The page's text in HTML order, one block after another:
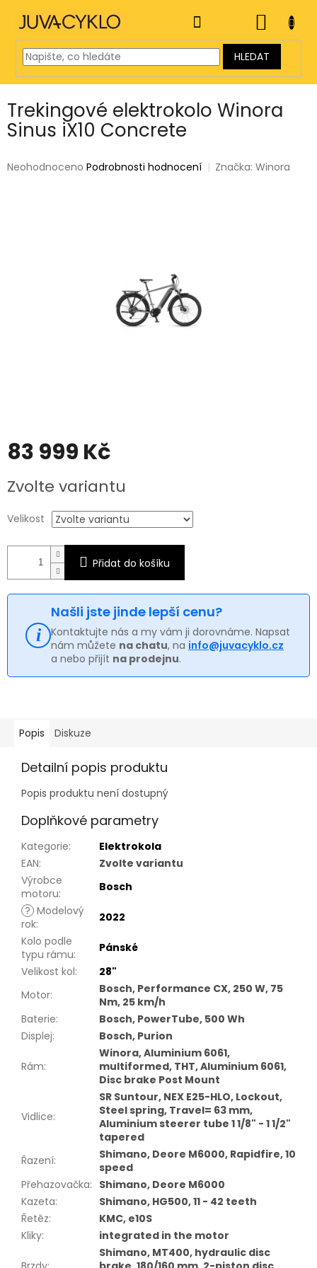
obsah
HLEDAT
KOŠÍK
Trekingové elektrokolo Winora
Sinus iX10 Concrete
Průměrné
Neohodnoceno Podrobnosti hodnocení Značka:Winora
83 999 Kč
cena:
Zvolte variantu
Velikost
Přidat do košíku
Našli jste jinde lepší cenu?
Kontaktujte nás a my vám ji dorovnáme. Napsat
nám můžete na chatu, na info@juvacyklo.cz
a nebo přijít na prodejnu.
Popis Diskuze
Detailní popis produktu
Popis produktu není dostupný
Doplňkové parametry
Kategorie:
Elektrokola
EAN:
Zvolte variantu
Výrobce
motoru:
Bosch
? Modelový
rok:
2022
Kolo podle
typu rámu:
Pánské
Velikost kol:
28"
Motor:
Bosch, Performance CX, 250 W, 75
Nm, 25 km/h
Baterie:
Bosch, PowerTube, 500 Wh
Displej: Bosch, Purion
Rám:
Winora, Aluminium 6061,
multiformed, THT, Aluminium 6061,
Disc brake Post Mount
Vidlice:
SR Suntour, NEX E25-HLO, Lockout,
Steel spring, Travel= 63 mm,
Aluminium steerer tube 1 1/8" - 1 1/2"
tapered
Řazení:
Shimano, Deore M6000, Rapidfire, 10
speed
Přehazovačka: Shimano, Deore M6000
Kazeta:
Shimano, HG500, 11 - 42 teeth
Řetěz:
KMC, e10S
Kliky: integrated in the motor
Shimano, MT400, hydraulic disc